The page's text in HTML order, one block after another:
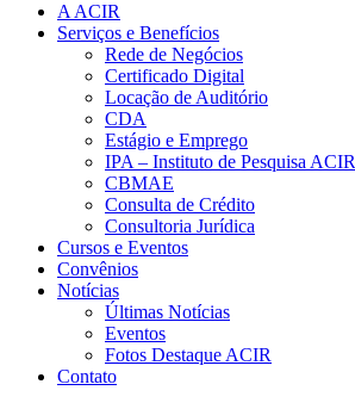
A ACIR
Serviços e Benefícios
Rede de Negócios
Certificado Digital
Locação de Auditório
CDA
Estágio e Emprego
IPA – Instituto de Pesquisa ACIR
CBMAE
Consulta de Crédito
Consultoria Jurídica
Cursos e Eventos
Convênios
Notícias
Últimas Notícias
Eventos
Fotos Destaque ACIR
Contato